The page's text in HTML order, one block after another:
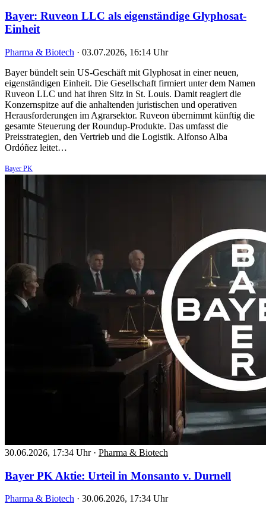
Bayer: Ruveon LLC als eigenständige Glyphosat-
Einheit
Pharma & Biotech · 03.07.2026, 16:14 Uhr
Bayer bündelt sein US-Geschäft mit Glyphosat in einer neuen,
eigenständigen Einheit. Die Gesellschaft firmiert unter dem Namen
Ruveon LLC und hat ihren Sitz in St. Louis. Damit reagiert die
Konzernspitze auf die anhaltenden juristischen und operativen
Herausforderungen im Agrarsektor. Ruveon übernimmt künftig die
gesamte Steuerung der Roundup-Produkte. Das umfasst die
Preisstrategien, den Vertrieb und die Logistik. Alfonso Alba
Ordóñez leitet…
Bayer PK
30.06.2026, 17:34 Uhr · Pharma & Biotech
Bayer PK Aktie: Urteil in Monsanto v. Durnell
Pharma & Biotech · 30.06.2026, 17:34 Uhr